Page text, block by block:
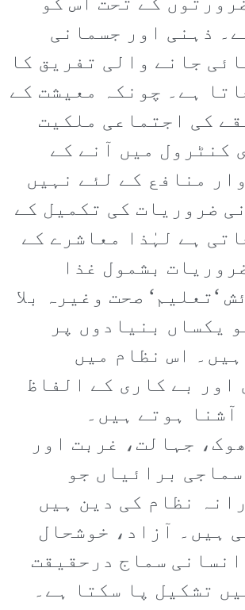
ذہنی اور جسمانی
جانے والی تفریق کا
ہے۔ چونکہ معیشت کے
کی اجتماعی ملکیت
کنٹرول میں آنے کے
منافع کے لئے نہیں
ضروریات کی تکمیل کے
ہے لہٰذا معاشرے کے
بشمول غذا
‘تعلیم‘ صحت وغیرہ بلا
یکساں بنیادوں پر
اس نظام میں
اور بے کاری کے الفاظ
ہوتے ہیں۔
جہالت، غربت اور
برائیاں جو
نظام کی دین ہیں
ہیں۔ آزاد، خوشحال
سماج درحقیقت
تشکیل پا سکتا ہے۔